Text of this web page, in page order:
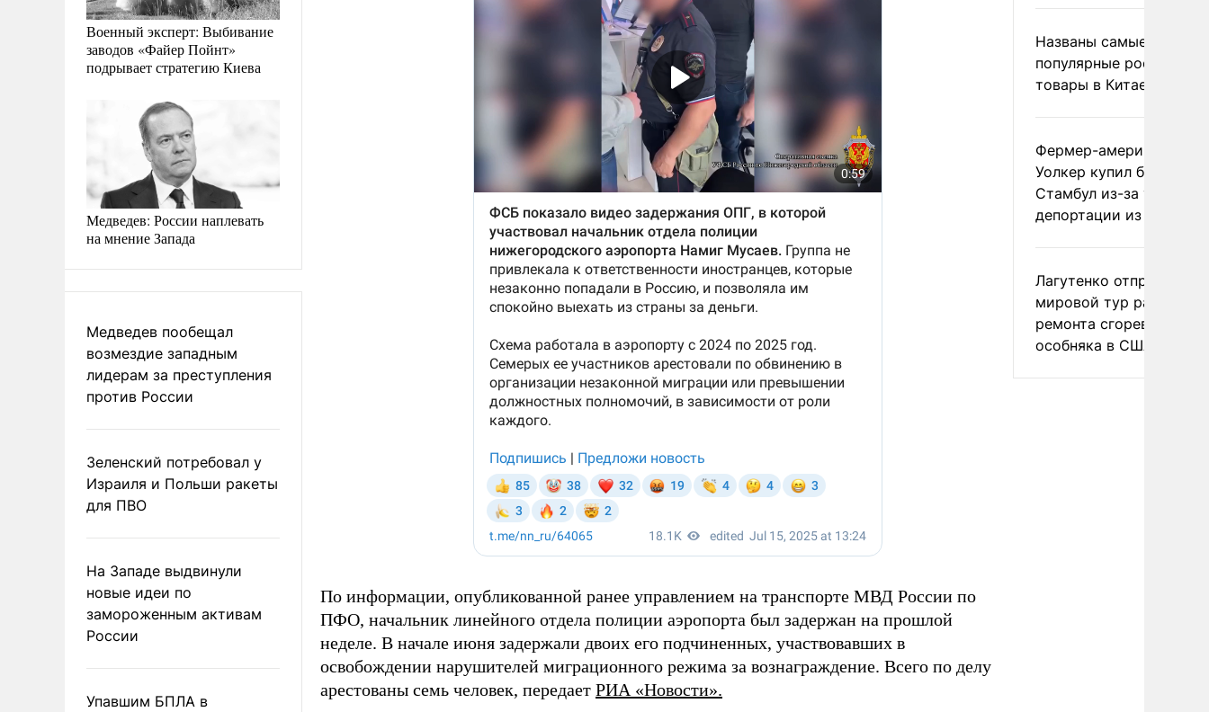
Военный эксперт: Выбивание
заводов «Файер Пойнт»
подрывает стратегию Киева
Медведев: России наплевать
на мнение Запада
Медведев пообещал
возмездие западным
лидерам за преступления
против России
Зеленский потребовал у
Израиля и Польши ракеты
для ПВО
На Западе выдвинули
новые идеи по
замороженным активам
России
Упавшим БПЛА в
По информации, опубликованной ранее управлением на транспорте МВД России по
ПФО, начальник линейного отдела полиции аэропорта был задержан на прошлой
неделе. В начале июня задержали двоих его подчиненных, участвовавших в
освобождении нарушителей миграционного режима за вознаграждение. Всего по делу
арестованы семь человек, передает РИА «Новости».
Названы самые
популярные российские
товары в Китае
Фермер-американец
Уолкер купил билет в
Стамбул из-за угрозы
депортации из России
Лагутенко отправился в
мировой тур ради
ремонта сгоревшего
особняка в США